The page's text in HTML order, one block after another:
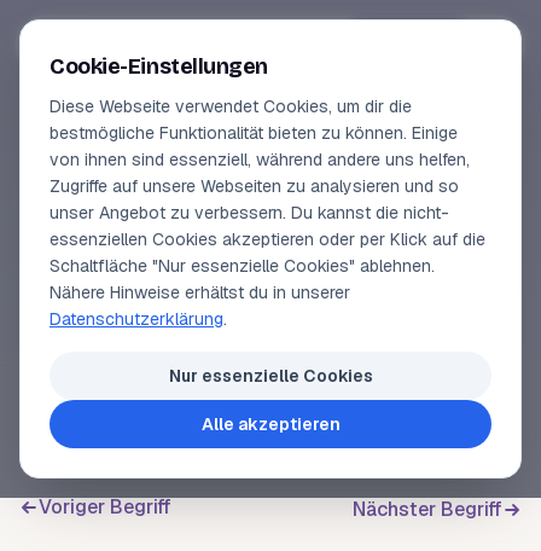
Online-Kurse
Vorschau
Erfahrungen
Lehrbuchautor
SEGELLEXIKON
Ruderkoker
Wasserdichtes Rohr durch denRumpf
Ruderschaftaufnimmt.
Voriger Begriff Nächster Begriff
Cookie-Einstellungen
Diese Webseite verwendet Cookies, um dir die
bestmögliche Funktionalität bieten zu können. Einige
von ihnen sind essenziell, während andere uns helfen,
Zugriffe auf unsere Webseiten zu analysieren und so
unser Angebot zu verbessern. Du kannst die nicht-
essenziellen Cookies akzeptieren oder per Klick auf die
Schaltfläche "Nur essenzielle Cookies" ablehnen.
Nähere Hinweise erhältst du in unserer
Datenschutzerklärung.
Nur essenzielle Cookies
Alle akzeptieren